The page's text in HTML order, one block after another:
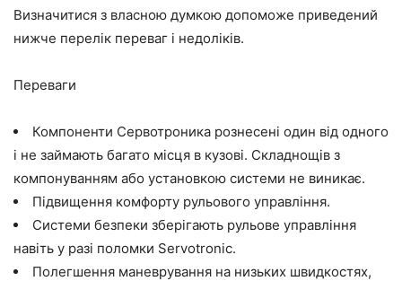
Визначитися з власною думкою допоможе приведений
нижче перелік переваг і недоліків.
Переваги
Компоненти Сервотроника рознесені один від одного
і не займають багато місця в кузові. Складнощів з
компонуванням або установкою системи не виникає.
Підвищення комфорту рульового управління.
Системи безпеки зберігають рульове управління
навіть у разі поломки Servotronic.
Полегшення маневрування на низьких швидкостях,